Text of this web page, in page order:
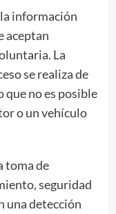
información
aceptan
La
se realiza de
que no es posible
o un vehículo
toma de
seguridad
una detección